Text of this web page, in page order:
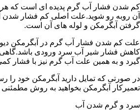
کم شدن فشار آب گرم پدیده ای است که
آن روبه رو شوید.علت اصلی کم فشار
گرفتن آبگرمکن و لوله های آن است.
علت کم شدن فشار آب گرم در آبگرمکن
کاهش فشار شیر آب سرد ورودی
گیرد و به همین علت آب گرم نیز با فشار
در صورتی که تمایل دارید آبگرمکن خود را
تعمیرکار آبگرمکن بخواهید به روش
سرد و گرم شدن آب